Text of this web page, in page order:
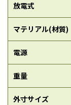
放電式
マテリアル(材質)
電源
重量
外寸サイズ